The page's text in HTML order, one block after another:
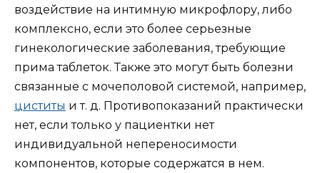
воздействие на интимную микрофлору, либо
комплексно, если это более серьезные
гинекологические заболевания, требующие
прима таблеток. Также это могут быть болезни
связанные с мочеполовой системой, например,
циститы и т. д. Противопоказаний практически
нет, если только у пациентки нет
индивидуальной непереносимости
компонентов, которые содержатся в нем.